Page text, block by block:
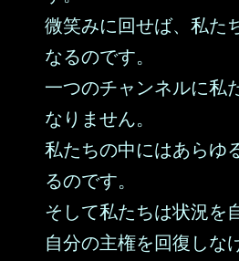
微笑みに回せば、私た
なるのです。
一つのチャンネルに私
なりません。
私たちの中にはあらゆ
るのです。
そして私たちは状況を
自分の主権を回復しな